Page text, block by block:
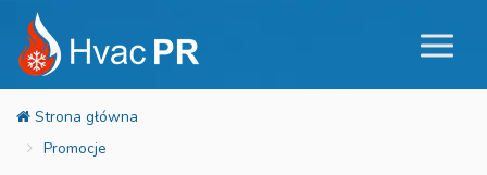
Promocje